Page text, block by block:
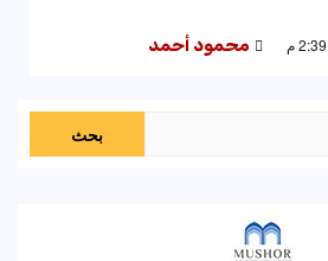
محمود أحمد